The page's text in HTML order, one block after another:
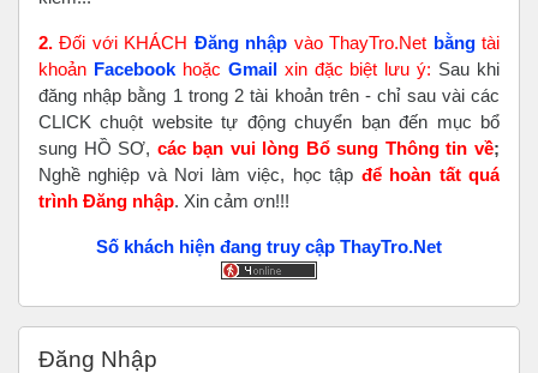
2. Đối với KHÁCH Đăng nhập vào ThayTro.Net bằngtài
khoản Facebook hoặc Gmailxin đặc biệt lưu ý: Sau khi
đăng nhập bằng 1 trong 2 tài khoản trên - chỉ sau vài các
CLICK chuột website tự động chuyển bạn đến mục bổ
sung HỒ SƠ, các bạn vui lòng Bổ sung Thông tin về;
Nghề nghiệp và Nơi làm việc, học tập để hoàn tấtquá
trình Đăng nhập. Xin cảm ơn!!!
Số khách hiện đang truy cập ThayTro.Net
Đăng Nhập